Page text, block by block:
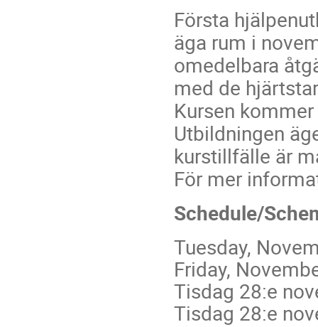
Första
äga rum i
omedelbara
med de
Kursen
Utbildningen
kurstillfälle är
För mer
Schedule/
Tuesday,
Friday,
Tisdag 28:e
Tisdag 28:e